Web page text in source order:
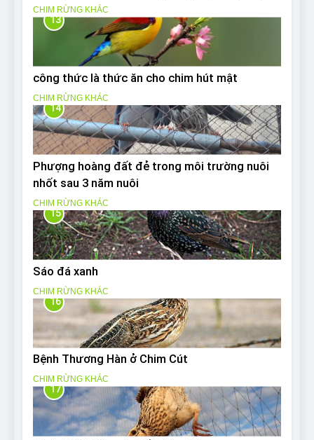
CHIM RỪNG KHÁC
13
công thức là thức ăn cho chim hút mật
CHIM RỪNG KHÁC
14
Phượng hoàng đất đẻ trong môi trường nuôi
nhốt sau 3 năm nuôi
CHIM RỪNG KHÁC
15
Sáo đá xanh
CHIM RỪNG KHÁC
16
Bệnh Thương Hàn ở Chim Cút
CHIM RỪNG KHÁC
17